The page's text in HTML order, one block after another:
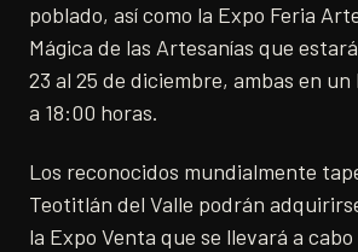
poblado, así como la Expo Feria
Mágica de las Artesanías que
23 al 25 de diciembre, ambas en
a 18:00 horas.
Los reconocidos mundialmente
Teotitlán del Valle podrán
la Expo Venta que se llevará a